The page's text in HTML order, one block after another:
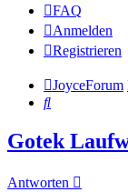
FAQ
Anmelden
Registrieren
JoyceForum
Suche
Gotek
Antworten